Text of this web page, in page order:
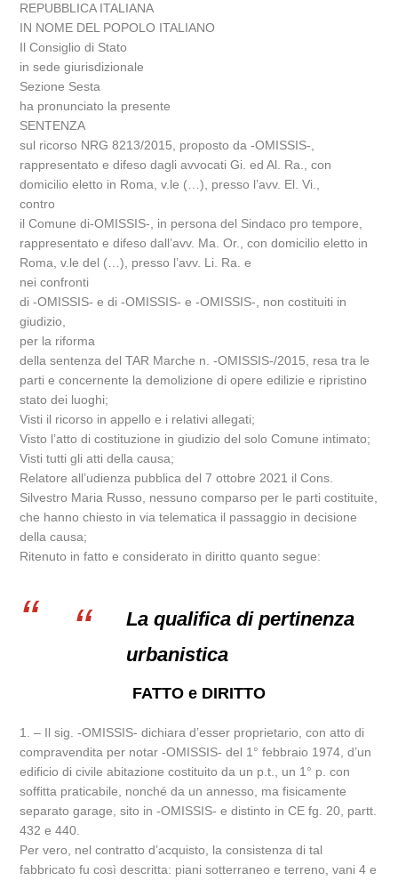
REPUBBLICA ITALIANA
IN NOME DEL POPOLO ITALIANO
Il Consiglio di Stato
in sede giurisdizionale
Sezione Sesta
ha pronunciato la presente
SENTENZA
sul ricorso NRG 8213/2015, proposto da -OMISSIS-,
rappresentato e difeso dagli avvocati Gi. ed Al. Ra., con
domicilio eletto in Roma, v.le (…), presso l’avv. El. Vi.,
contro
il Comune di-OMISSIS-, in persona del Sindaco pro tempore,
rappresentato e difeso dall’avv. Ma. Or., con domicilio eletto in
Roma, v.le del (…), presso l’avv. Li. Ra. e
nei confronti
di -OMISSIS- e di -OMISSIS- e -OMISSIS-, non costituiti in
giudizio,
per la riforma
della sentenza del TAR Marche n. -OMISSIS-/2015, resa tra le
parti e concernente la demolizione di opere edilizie e ripristino
stato dei luoghi;
Visti il ricorso in appello e i relativi allegati;
Visto l’atto di costituzione in giudizio del solo Comune intimato;
Visti tutti gli atti della causa;
Relatore all’udienza pubblica del 7 ottobre 2021 il Cons.
Silvestro Maria Russo, nessuno comparso per le parti costituite,
che hanno chiesto in via telematica il passaggio in decisione
della causa;
Ritenuto in fatto e considerato in diritto quanto segue:
La qualifica di pertinenza
urbanistica
FATTO e DIRITTO
1. – Il sig. -OMISSIS- dichiara d’esser proprietario, con atto di
compravendita per notar -OMISSIS- del 1° febbraio 1974, d’un
edificio di civile abitazione costituito da un p.t., un 1° p. con
soffitta praticabile, nonché da un annesso, ma fisicamente
separato garage, sito in -OMISSIS- e distinto in CE fg. 20, partt.
432 e 440.
Per vero, nel contratto d’acquisto, la consistenza di tal
fabbricato fu così descritta: piani sotterraneo e terreno, vani 4 e